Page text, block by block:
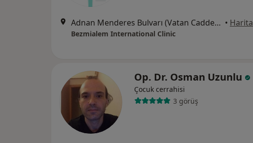
Adnan Menderes Bulvarı (Vatan Caddesi), Fatih • Harita
Bezmialem International Clinic
Op. Dr. Osman Uzunlu
Çocuk cerrahisi
3 görüş